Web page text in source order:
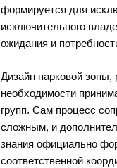
формируется для
исключительного
ожидания и
Дизайн парковой зоны,
необходимости
групп. Сам процесс
сложным, и
знания официально
соответственной